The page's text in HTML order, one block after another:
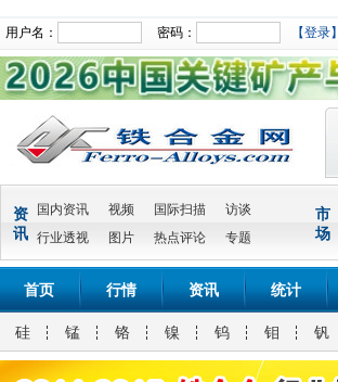
用户名： 密码： 【登录】
资
讯
国内资讯 视频 国际扫描
访谈
行业透视
图片 热点评论 专题
市
场
首页 行情 资讯 统计
硅 锰 铬 镍 钨 钼 钒